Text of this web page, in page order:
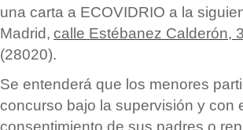
una carta a ECOVIDRIO a la
Madrid, calle Estébanez Calderón,
(28020).
Se entenderá que los menores
concurso bajo la supervisión y con
consentimiento de sus padres o